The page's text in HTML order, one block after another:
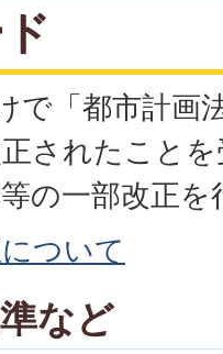
で「都市計画
されたこと
の一部改正
ついて
など